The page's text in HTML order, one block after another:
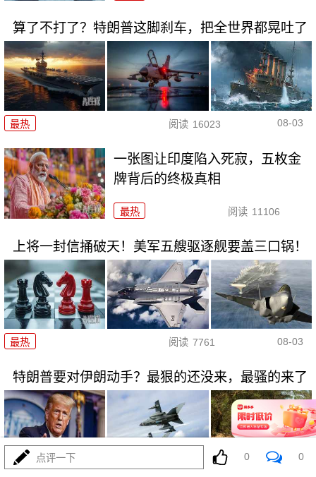
算了不打了？特朗普这脚刹车，把全世界都晃吐了
最热 阅读 16023 08-03
一张图让印度陷入死寂，五枚金
牌背后的终极真相
最热 阅读 11106
上将一封信捅破天！美军五艘驱逐舰要盖三口锅！
最热 阅读 7761 08-03
特朗普要对伊朗动手？最狠的还没来，最骚的来了
最热 阅读 6321
点评一下 0 0